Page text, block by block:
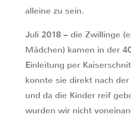
alleine zu sein.
Juli 2018 – die Zwillinge
Mädchen) kamen in der
Einleitung per
konnte sie direkt nach
und da die Kinder reif
wurden wir nicht